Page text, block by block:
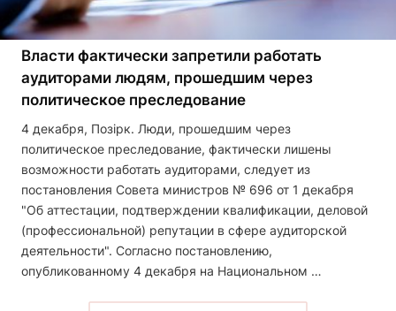
Власти фактически запретили работать
аудиторами людям, прошедшим через
политическое преследование
4 декабря, Позірк. Люди, прошедшим через
политическое преследование, фактически лишены
возможности работать аудиторами, следует из
постановления Совета министров № 696 от 1 декабря
"Об аттестации, подтверждении квалификации, деловой
(профессиональной) репутации в сфере аудиторской
деятельности". Согласно постановлению,
опубликованному 4 декабря на Национальном …